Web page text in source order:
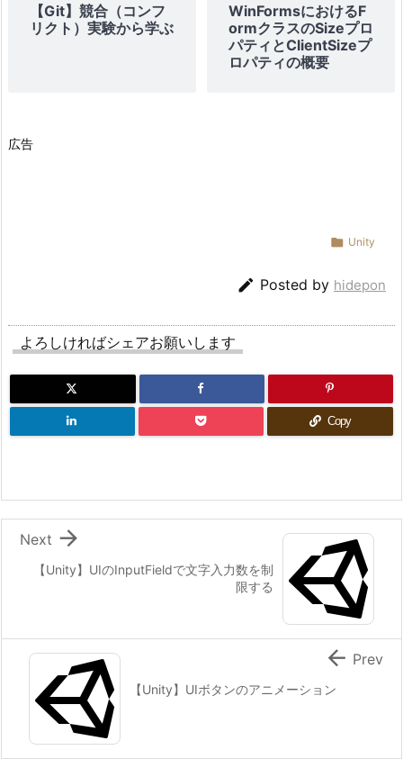
【Git】競合（コンフ
リクト）実験から学ぶ
WinFormsにおけるF
ormクラスのSizeプロ
パティとClientSizeプ
ロパティの概要
広告
 Unity
 Posted by hidepon
よろしければシェアお願いします
Copy
【Unity】UIのInputFieldで文字入力数を制
限する

Next
【Unity】UIボタンのアニメーション
 Prev